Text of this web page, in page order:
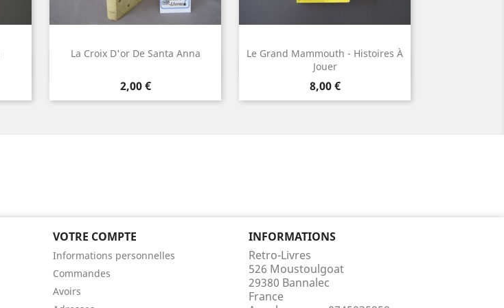
La Croix D'or De Santa Anna
Prix
2,00 €
Le Grand Mammouth - Histoires À
Jouer
Prix
8,00 €
Aperçu rapide
VOTRE COMPTE
Informations personnelles
Commandes
Avoirs
INFORMATIONS
Retro-Livres
526 Moustoulgoat
29380 Bannalec
France